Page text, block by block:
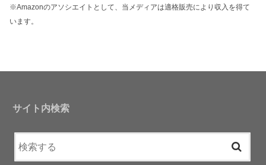
※Amazonのアソシエイトとして、当メディアは適格販売により収入を得て
います。
サイト内検索